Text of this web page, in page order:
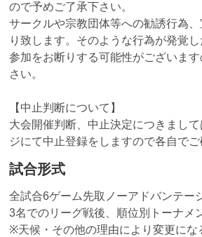
ので予めご了承下さい。
サークルや宗教団体等への勧誘行為
り致します。そのような行為が発覚
参加をお断りする可能性がございま
さい。
【中止判断について】
大会開催判断、中止決定につきまし
ジにて中止登録をしますので各自でご
試合形式
全試合6ゲーム先取ノーアドバンテー
3名でのリーグ戦後、順位別トーナメ
※天候・その他の理由により変更にな